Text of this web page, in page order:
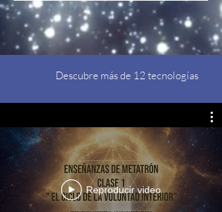
Descubre más de 12 tecnologías
Reproducir video